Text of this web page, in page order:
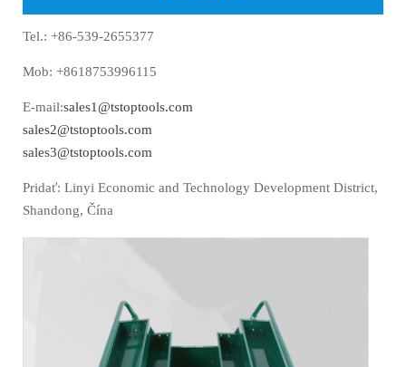
Tel.: +86-539-2655377
Mob: +8618753996115
E-mail:sales1@tstoptools.com
sales2@tstoptools.com
sales3@tstoptools.com
Pridať: Linyi Economic and Technology Development District,
Shandong, Čína